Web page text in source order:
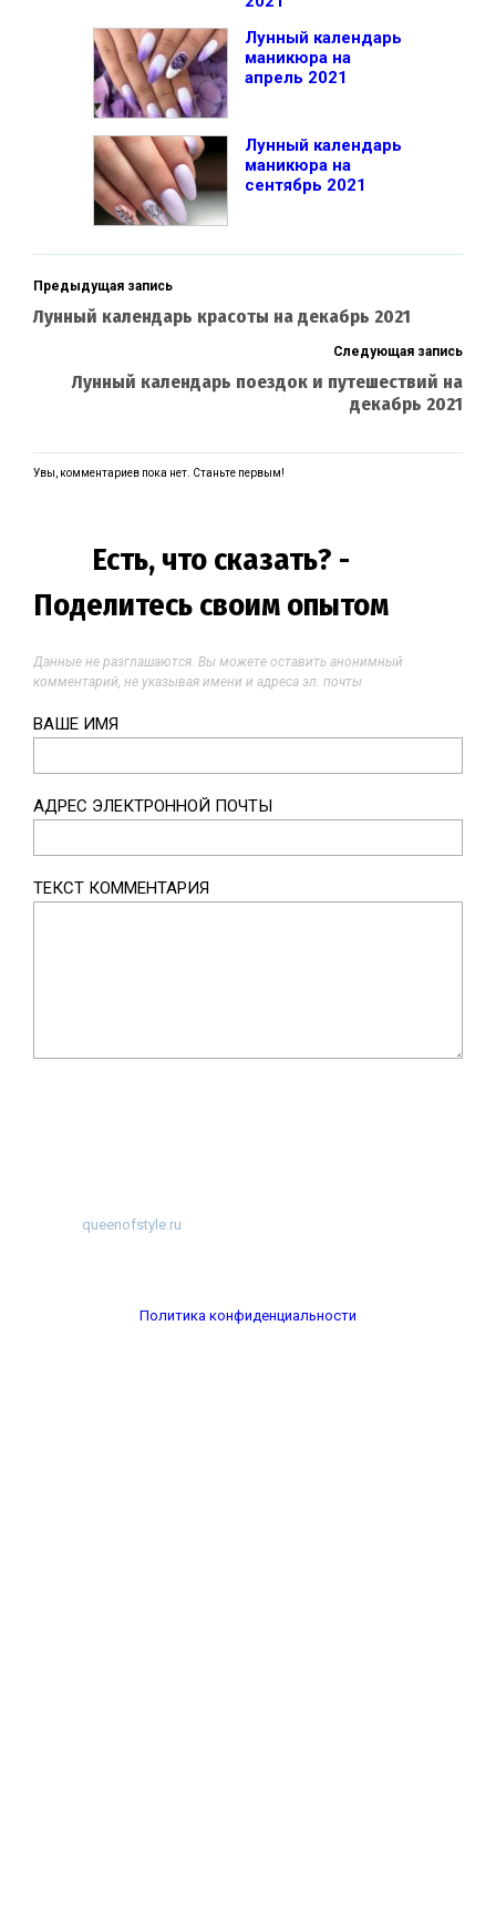
Лунный календарь
маникюра на
апрель 2021
Лунный календарь
маникюра на
сентябрь 2021
Предыдущая запись
Лунный календарь красоты на декабрь 2021
Следующая запись
Лунный календарь поездок и путешествий на
декабрь 2021
Увы, комментариев пока нет. Станьте первым!
Есть, что сказать? -
Поделитесь своим опытом
Данные не разглашаются. Вы можете оставить анонимный
комментарий, не указывая имени и адреса эл. почты
ВАШЕ ИМЯ
АДРЕС ЭЛЕКТРОННОЙ ПОЧТЫ
ТЕКСТ КОММЕНТАРИЯ
queenofstyle.ru
Политика конфиденциальности